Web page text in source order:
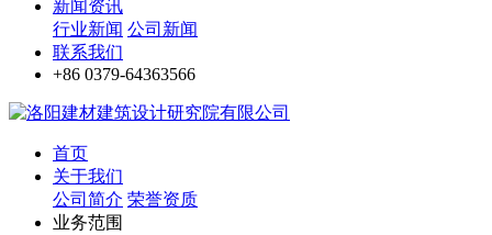
新闻资讯
行业新闻 公司新闻
联系我们
+86 0379-64363566
首页
关于我们
公司简介 荣誉资质
业务范围